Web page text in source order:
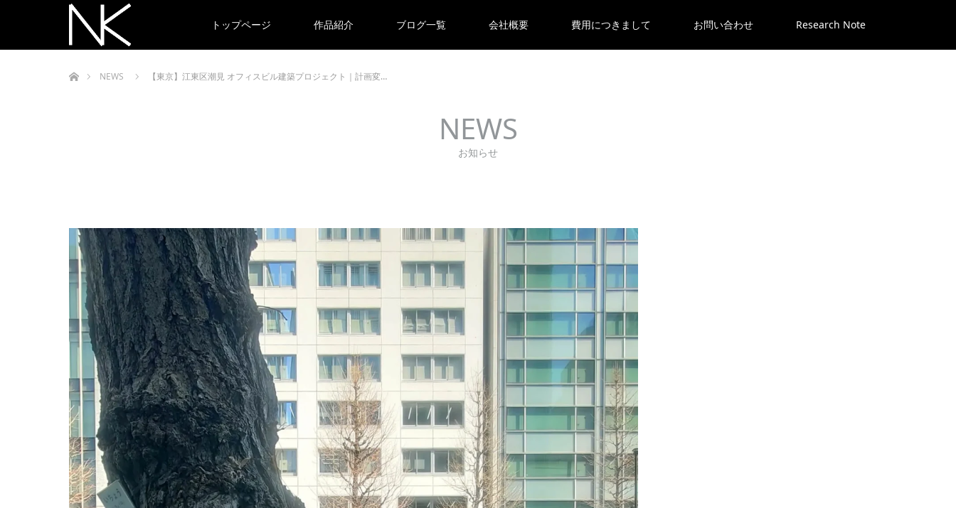
トップページ 作品紹介 ブログ一覧 会社概要 費用につきまして お問い合わせ Research Note
NEWS
【東京】江東区潮見 オフィスビル建築プロジェクト｜計画変…
NEWS
お知らせ